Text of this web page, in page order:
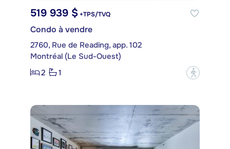
519 939 $ +TPS/TVQ
Condo à vendre
2760, Rue de Reading, app. 102
Montréal (Le Sud-Ouest)
2
1 ?